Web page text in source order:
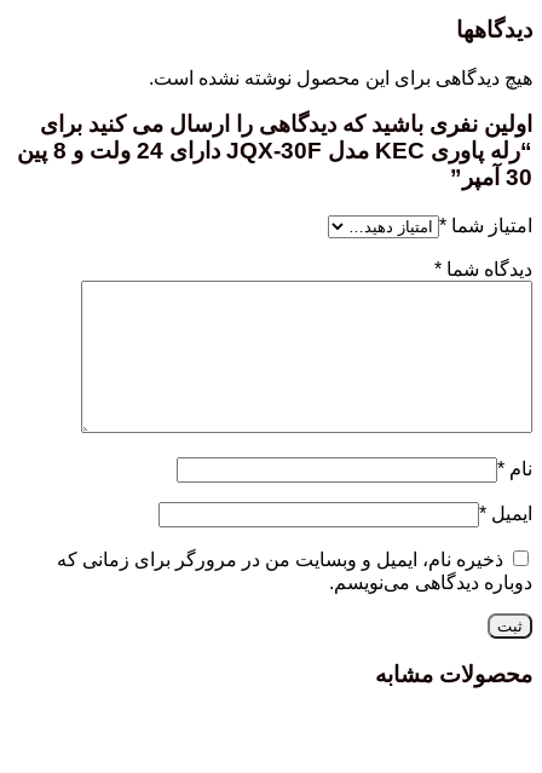
دیدگاهها
هیچ دیدگاهی برای این محصول نوشته نشده است.
اولین نفری باشید که دیدگاهی را ارسال می کنید برای
“رله پاوری KEC مدل JQX-30F دارای 24 ولت و 8 پین
30 آمپر”
امتیاز شما *
دیدگاه شما *
نام *
ایمیل *
ذخیره نام، ایمیل و وبسایت من در مرورگر برای زمانی که
دوباره دیدگاهی می‌نویسم.
محصولات مشابه